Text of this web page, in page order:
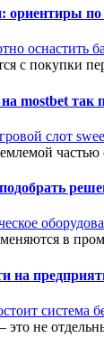
ориентиры
с покупки
mostbet так
в
на
не